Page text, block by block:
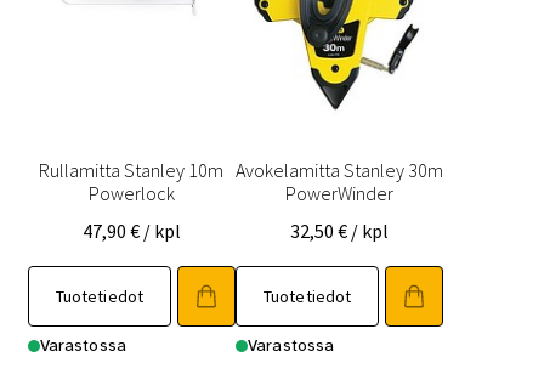
Rullamitta Stanley 10m
Powerlock
47,90 € / kpl
Tuotetiedot
Varastossa
Avokelamitta Stanley 30m
PowerWinder
32,50€ / kpl
Tuotetiedot
Varastossa